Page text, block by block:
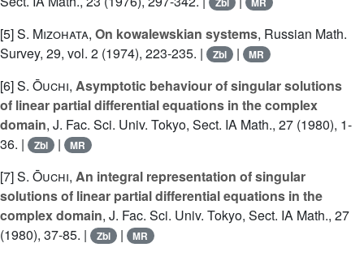
[5]S. Mizohata, On kowalewskian systems, Russian Math.
Survey, 29, vol. 2 (1974), 223-235. |
Zbl | MR
[6]S. Ōuchi, Asymptotic behaviour of singular solutions
of linear partial differential equations in the complex
domain, J. Fac. Sci. Univ. Tokyo, Sect. IA Math., 27 (1980), 1-
36. |
Zbl | MR
[7]S. Ōuchi, An integral representation of singular
solutions of linear partial differential equations in the
complex domain, J. Fac. Sci. Univ. Tokyo, Sect. IA Math., 27
(1980), 37-85. |
Zbl | MR